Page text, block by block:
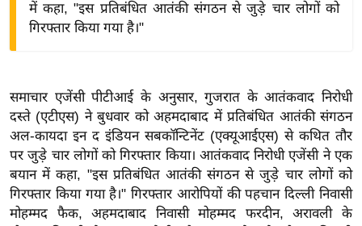
ष
ज्ञ
रा
य
ब
ज
में कहा, "इस प्रतिबंधित आतंकी संगठन से जुड़े चार लोगों को
गिरफ्तार किया गया है।"
समाचार एजेंसी पीटीआई के अनुसार, गुजरात के आतंकवाद निरोधी
दस्ते (एटीएस) ने बुधवार को अहमदाबाद में प्रतिबंधित आतंकी संगठन
अल-कायदा इन द इंडियन सबकॉन्टिनेंट (एक्यूआईएस) से कथित तौर
पर जुड़े चार लोगों को गिरफ्तार किया। आतंकवाद निरोधी एजेंसी ने एक
बयान में कहा, "इस प्रतिबंधित आतंकी संगठन से जुड़े चार लोगों को
गिरफ्तार किया गया है।" गिरफ्तार आरोपियों की पहचान दिल्ली निवासी
मोहम्मद फैक, अहमदाबाद निवासी मोहम्मद फरदीन, अरावली के